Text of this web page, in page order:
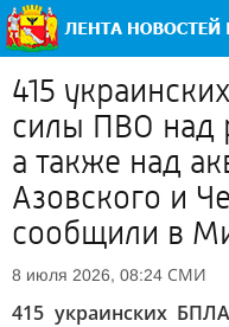
415
силы ПВО над
а также над
Азовского и
сообщили в
8 июля 2026, 08:24 СМИ
415 украинских